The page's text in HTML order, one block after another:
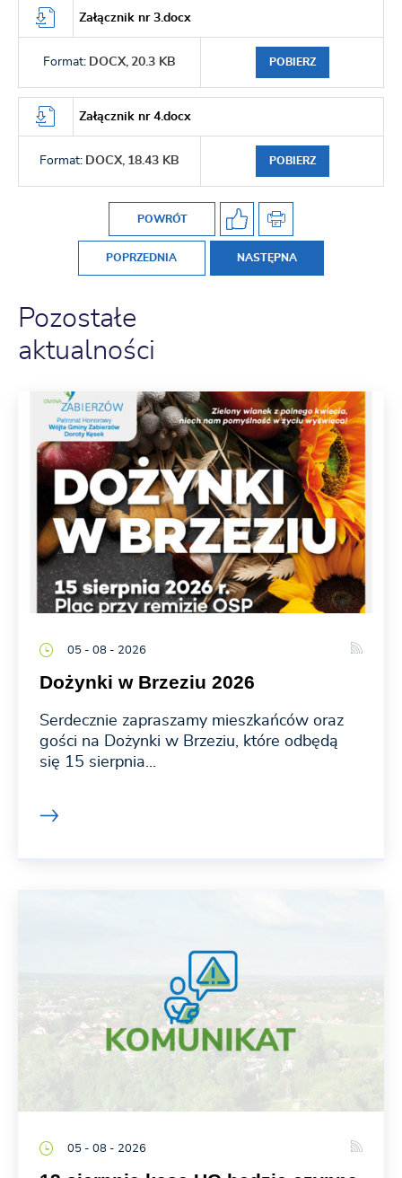
Załącznik nr 3.docx
Format: DOCX, 20.3 KB POBIERZ
Załącznik nr 4.docx
Format: DOCX, 18.43 KB POBIERZ
POWRÓT
POPRZEDNIA NASTĘPNA
Pozostałe
aktualności
05 - 08 - 2026
Dożynki w Brzeziu 2026
Serdecznie zapraszamy mieszkańców oraz
gości na Dożynki w Brzeziu, które odbędą
się 15 sierpnia...
05 - 08 - 2026